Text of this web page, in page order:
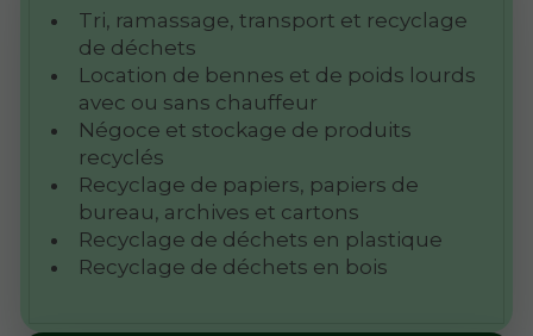
Tri, ramassage, transport et recyclage
de déchets
Location de bennes et de poids lourds
avec ou sans chauffeur
Négoce et stockage de produits
recyclés
Recyclage de papiers, papiers de
bureau, archives et cartons
Recyclage de déchets en plastique
Recyclage de déchets en bois